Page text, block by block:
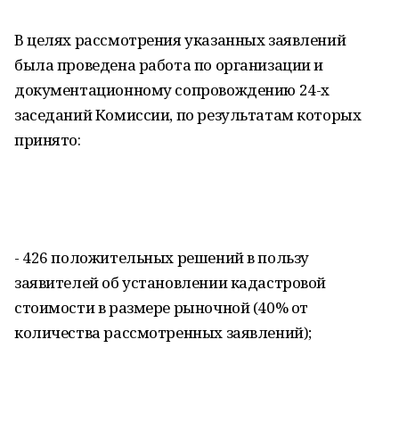
В целях рассмотрения указанных заявлений
была проведена работа по организации и
документационному сопровождению 24-х
заседаний Комиссии, по результатам которых
принято:
- 426 положительных решений в пользу
заявителей об установлении кадастровой
стоимости в размере рыночной (40% от
количества рассмотренных заявлений);